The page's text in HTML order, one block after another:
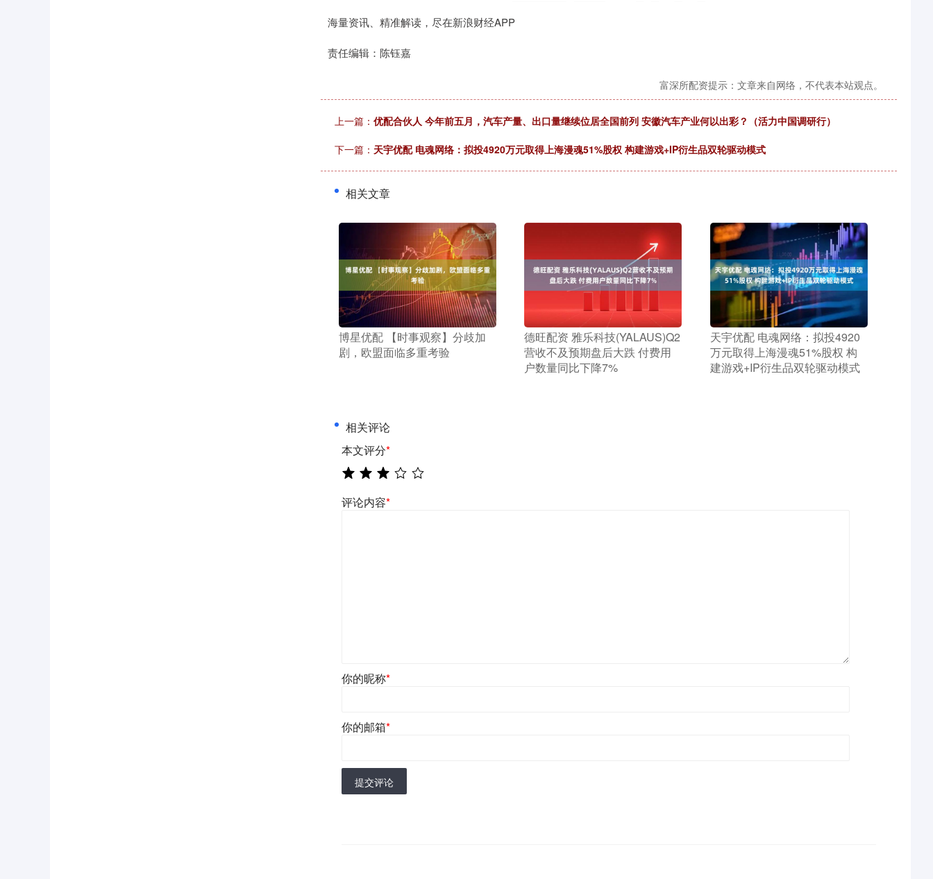
海量资讯、精准解读，尽在新浪财经APP
责任编辑：陈钰嘉
富深所配资提示：文章来自网络，不代表本站观点。
上一篇： 优配合伙人 今年前五月，汽车产量、出口量继续位居全国前列 安徽汽车产业何以出彩？（活力中国调研行）
下一篇： 天宇优配 电魂网络：拟投4920万元取得上海漫魂51%股权 构建游戏+IP衍生品双轮驱动模式
相关文章
​博星优配 【时事观察】分歧加
剧，欧盟面临多重考验
​德旺配资 雅乐科技(YALAUS)Q2
营收不及预期盘后大跌 付费用
户数量同比下降7%
​天宇优配 电魂网络：拟投4920
万元取得上海漫魂51%股权 构
建游戏+IP衍生品双轮驱动模式
相关评论
本文评分*
评论内容*
你的昵称*
你的邮箱*
提交评论